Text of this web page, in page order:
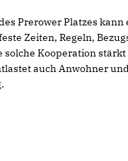
Prerower Platzes
Zeiten, Regeln,
solche Kooperation
auch Anwohner